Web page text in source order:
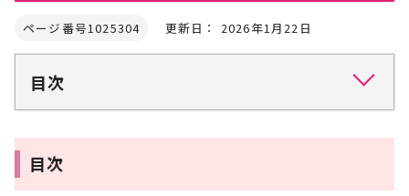
ページ番号1025304 更新日： 2026年1月22日
目次
目次